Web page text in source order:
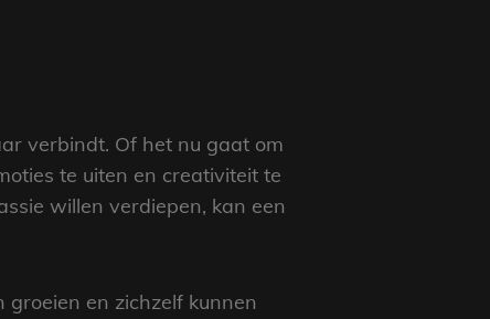
verbindt. Of het nu gaat om
te uiten en creativiteit te
willen verdiepen, kan een
en zichzelf kunnen